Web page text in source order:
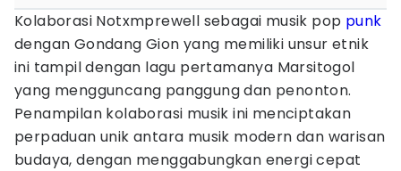
Kolaborasi Notxmprewell sebagai musik pop punk
dengan Gondang Gion yang memiliki unsur etnik
ini tampil dengan lagu pertamanya Marsitogol
yang mengguncang panggung dan penonton.
Penampilan kolaborasi musik ini menciptakan
perpaduan unik antara musik modern dan warisan
budaya, dengan menggabungkan energi cepat